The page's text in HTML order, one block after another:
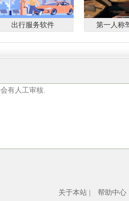
出行服务软件 第一人称
关于本站| 帮助中心